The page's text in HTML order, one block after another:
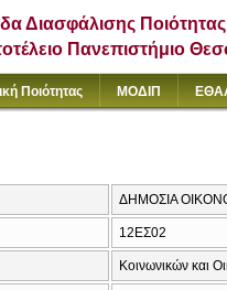
Διασφάλισης Ποιότητας
Πανεπιστήμιο
Ποιότητας ΜΟΔΙΠ
ΔΗΜΟΣΙΑ
12ΕΣ02
Κοινωνικών και